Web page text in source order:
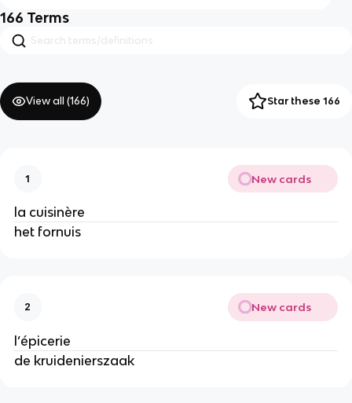
166 Terms
View all (166) Star these 166
1 New cards
la cuisinère
het fornuis
2 New cards
l’épicerie
de kruidenierszaak